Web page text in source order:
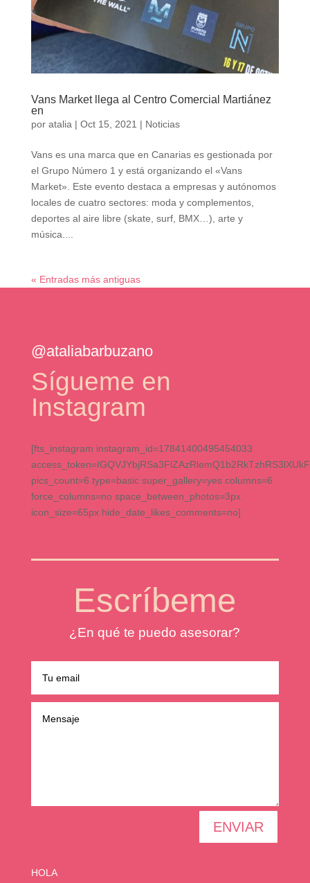
Vans Market llega al Centro Comercial Martiánez
en
por atalia | Oct 15, 2021 | Noticias
Vans es una marca que en Canarias es gestionada por
el Grupo Número 1 y está organizando el «Vans
Market». Este evento destaca a empresas y autónomos
locales de cuatro sectores: moda y complementos,
deportes al aire libre (skate, surf, BMX…), arte y
música....
« Entradas más antiguas
@ataliabarbuzano
Sígueme en
Instagram
[fts_instagram instagram_id=17841400495454033
pics_count=6 type=basic super_gallery=yes columns=6
force_columns=no space_between_photos=3px
icon_size=65px hide_date_likes_comments=no]
Escríbeme
¿En qué te puedo asesorar?
ENVIAR
HOLA